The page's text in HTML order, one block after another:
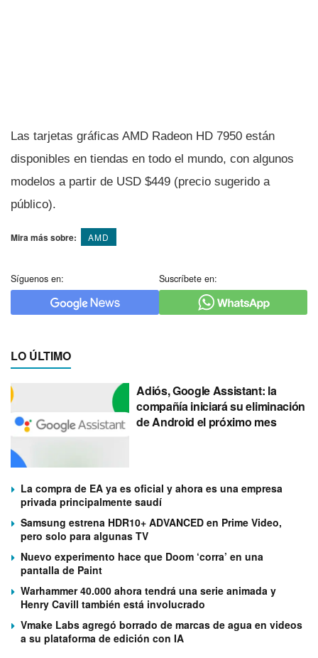
Las tarjetas gráficas AMD Radeon HD 7950 están
disponibles en tiendas en todo el mundo, con algunos
modelos a partir de USD $449 (precio sugerido a
público).
Mira más sobre: AMD
Síguenos en: Suscríbete en:
LO ÚLTIMO
Adiós, Google Assistant: la
compañía iniciará su eliminación
de Android el próximo mes
La compra de EA ya es oficial y ahora es una empresa
privada principalmente saudí
Samsung estrena HDR10+ ADVANCED en Prime Video,
pero solo para algunas TV
Nuevo experimento hace que Doom ‘corra’ en una
pantalla de Paint
Warhammer 40.000 ahora tendrá una serie animada y
Henry Cavill también está involucrado
Vmake Labs agregó borrado de marcas de agua en videos
a su plataforma de edición con IA